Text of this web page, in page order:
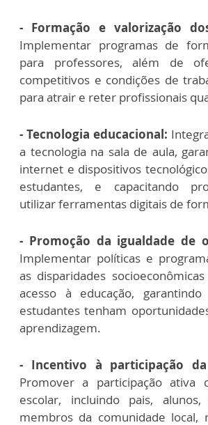
- Formação e valorização
Implementar programas de
para professores, além de
competitivos e condições de
para atrair e reter profissionais
- Tecnologia educacional:
a tecnologia na sala de aula,
internet e dispositivos
estudantes, e capacitando
utilizar ferramentas digitais de
- Promoção da igualdade de
Implementar políticas e
as disparidades
acesso à educação,
estudantes tenham
aprendizagem.
- Incentivo à participação da
Promover a participação ativa
escolar, incluindo pais, alunos,
membros da comunidade local,